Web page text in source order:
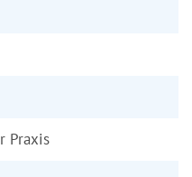
Praxis